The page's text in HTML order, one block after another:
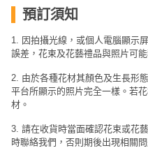
艇
租
預訂須知
1. 因拍攝光線，或個人電腦顯示
誤差，花束及花藝禮品與照片可能
2. 由於各種花材其顏色及生長形
平台所顯示的照片完全一樣。若
材。
3. 請在收貨時當面確認花束或花
時聯絡我們，否則期後出現相關